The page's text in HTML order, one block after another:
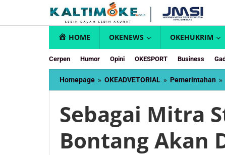
content
HOME OKENEWS OKEHUKRIM
Cerpen Humor Opini OKESPORT Business
Homepage » OKEADVETORIAL » Pemerintahan »
Sebagai Mitra
Bontang Akan